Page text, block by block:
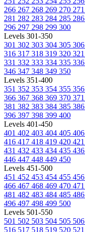
266 267 268 269 270 271
281 282 283 284 285 286
296 297 298 299 300
Levels 301-350
301 302 303 304 305 306
316 317 318 319 320 321
331 332 333 334 335 336
346 347 348 349 350
Levels 351-400
351 352 353 354 355 356
366 367 368 369 370 371
381 382 383 384 385 386
396 397 398 399 400
Levels 401-450
401 402 403 404 405 406
416 417 418 419 420 421
431 432 433 434 435 436
446 447 448 449 450
Levels 451-500
451 452 453 454 455 456
466 467 468 469 470 471
481 482 483 484 485 486
496 497 498 499 500
Levels 501-550
501 502 503 504 505 506
516 517 518 519 520 521